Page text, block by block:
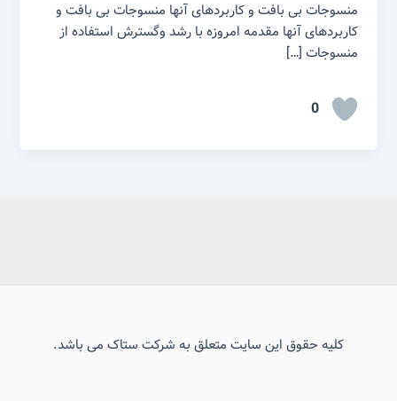
منسوجات بی بافت و کاربردهای آنها منسوجات بی بافت و
کاربردهای آنها مقدمه امروزه با رشد وگسترش استفاده از
منسوجات […]
0
کلیه حقوق این سایت متعلق به شرکت ستاک می باشد.